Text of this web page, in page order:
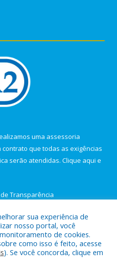
uma assessoria
que todas as exigências
serão atendidas. Clique aqui e
Transparência
Câmara Municipal de Igarapé-
Açu.
sua experiência de
nosso portal, você
de cookies.
como isso é feito, acesse
). Se você concorda, clique em